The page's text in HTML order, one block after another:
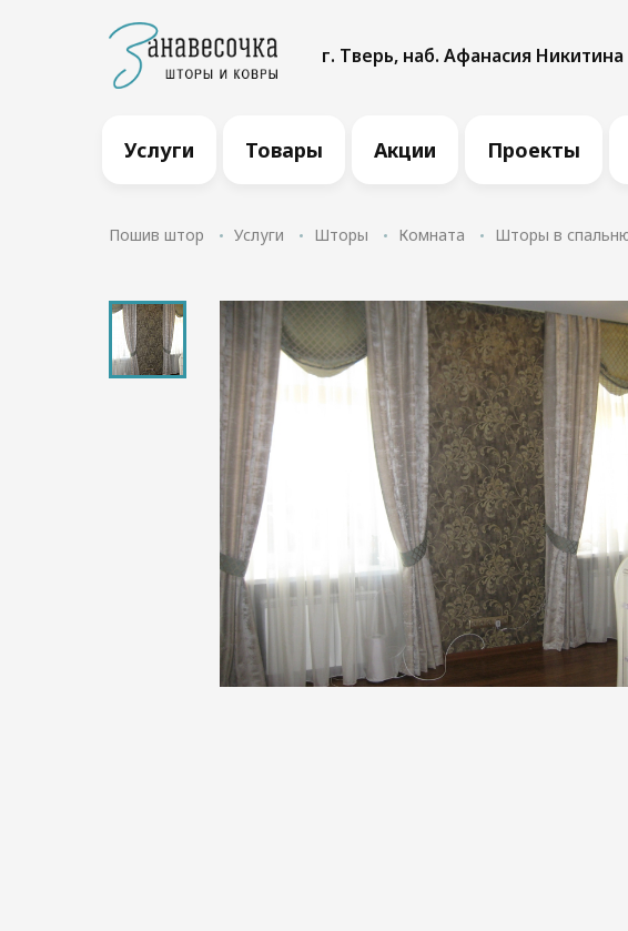
г. Тверь, наб. Афанасия Никитина
Услуги Товары Акции Проекты
Пошив штор Услуги Шторы Комната Шторы в